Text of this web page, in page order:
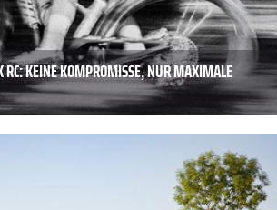
RC: KEINE KOMPROMISSE, NUR MAXIMALE